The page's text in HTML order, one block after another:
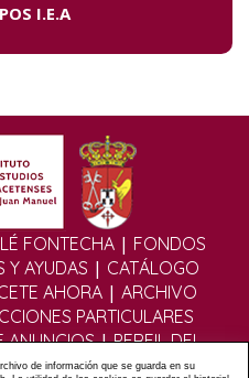
I.E.A
FONTECHA | FONDOS
Y AYUDAS | CATÁLOGO
AHORA | ARCHIVO
PARTICULARES
ANUNCIOS|PERFIL DEL
DIGITAL|MULTIMEDIA
de información que se guarda en su